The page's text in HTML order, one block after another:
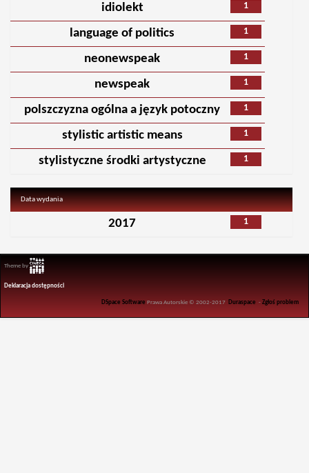
1
idiolekt
1
language of politics
1
neonewspeak
1
newspeak
1
polszczyzna ogólna a język potoczny
1
stylistic artistic means
1
stylistyczne środki artystyczne
Data wydania
1
2017
Theme by
Deklaracja dostępności
DSpace Software Prawa Autorskie © 2002-2017 Duraspace -Zgłoś problem